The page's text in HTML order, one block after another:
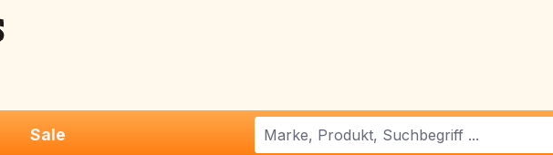
Sale